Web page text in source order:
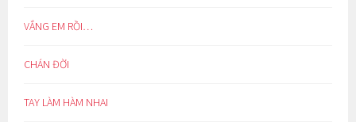
VẮNG EM RỒI…
CHÁN ĐỜI
TAY LÀM HÀM NHAI